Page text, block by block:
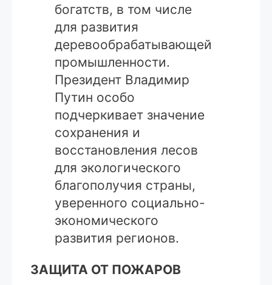
богатств, в том числе
для развития
деревообрабатывающей
промышленности.
Президент Владимир
Путин особо
подчеркивает значение
сохранения и
восстановления лесов
для экологического
благополучия страны,
уверенного социально-
экономического
развития регионов.
ЗАЩИТА ОТ ПОЖАРОВ